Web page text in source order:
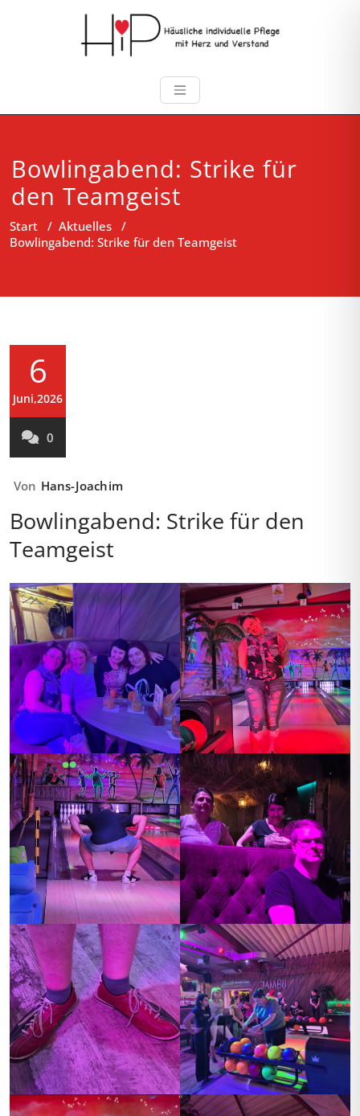
Bowlingabend: Strike für
den Teamgeist
Start / Aktuelles /
Bowlingabend: Strike für den Teamgeist
6
Juni,2026
0
Von Hans-Joachim
Bowlingabend: Strike für den
Teamgeist